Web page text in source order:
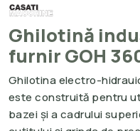
Ghilotină
furnir GOH
Ghilotina electro-
este construită pentru
bazei și a cadrului